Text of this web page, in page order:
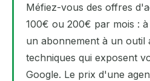
Méfiez-vous des offres
100€ ou 200€ par mois :
un abonnement à un outil
techniques qui exposent
Google. Le prix d'une